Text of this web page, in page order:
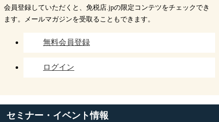
会員登録していただくと、免税店.jpの限定コンテツをチェックでき
ます。メールマガジンを受取ることもできます。
無料会員登録
ログイン
セミナー・イベント情報